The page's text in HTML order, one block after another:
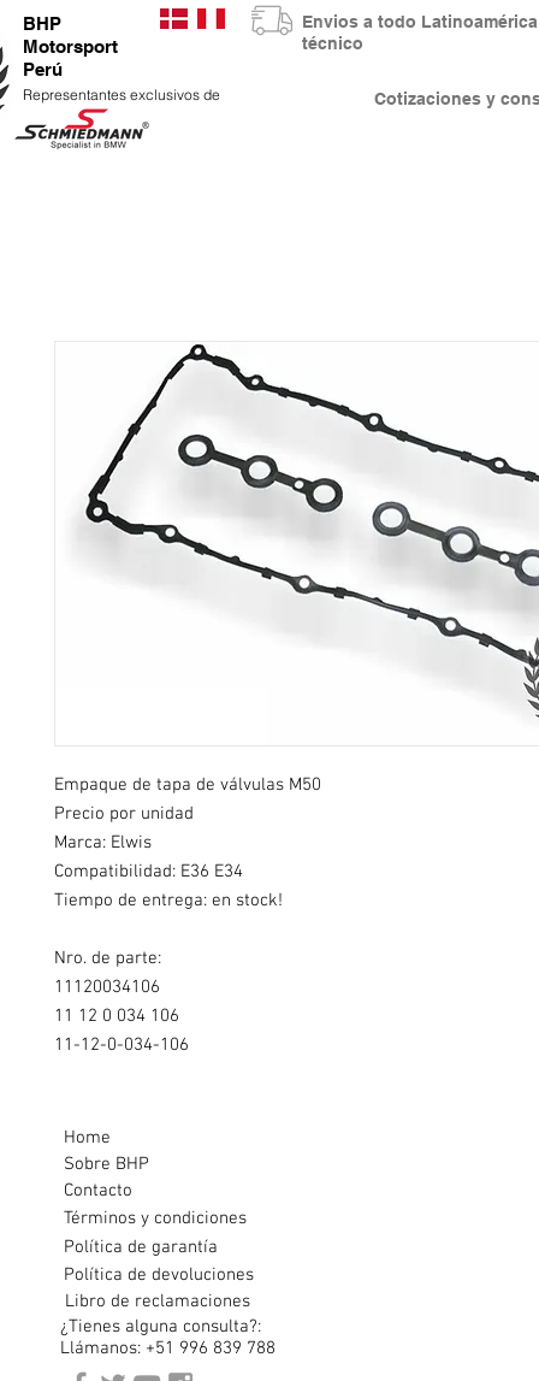
BHP
Motorsport
Perú
Representantes exclusivos de Cotizaciones y
Envios a todo
técnico
Empaque de tapa de válvulas M50
Precio por unidad
Marca: Elwis
Compatibilidad: E36 E34
Tiempo de entrega: en stock!
Nro. de parte:
11120034106
11 12 0 034 106
11-12-0-034-106
Home
Sobre BHP
Contacto
Términos y condiciones
Política de garantía
Política de devoluciones
Libro de reclamaciones
¿Tienes alguna consulta?:
Llámanos: +51 996 839 788